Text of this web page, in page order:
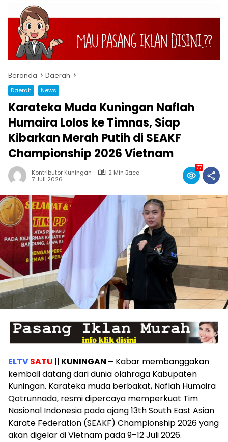
Beranda Daerah
Daerah News
Karateka Muda Kuningan Naflah
Humaira Lolos ke Timnas, Siap
Kibarkan Merah Putih di SEAKF
Championship 2026 Vietnam
Kontributor Kuningan
2 Min Baca
7 Juli 2026
77
ELTVSATU || KUNINGAN – Kabar membanggakan
kembali datang dari dunia olahraga Kabupaten
Kuningan. Karateka muda berbakat, Naflah Humaira
Qotrunnada, resmi dipercaya memperkuat Tim
Nasional Indonesia pada ajang 13th South East Asian
Karate Federation (SEAKF) Championship 2026 yang
akan digelar di Vietnam pada 9–12 Juli 2026.